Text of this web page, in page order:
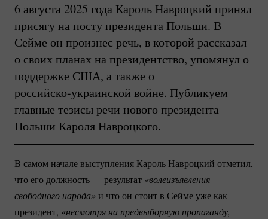
6 августа 2025 года Кароль Навроцкий принял
присягу на посту президента Польши. В
Сейме он произнес речь, в которой рассказал
о своих планах на президентство, упомянул о
поддержке США, а также о
российско-украинской войне. Публикуем
главные тезисы речи нового президента
Польши Кароля Навроцкого.
В самом начале выступления Кароль Навроцкий отметил,
что его должность — результат «волеизъявления
свободного народа» и что он стоит в Сейме уже как
президент, «несмотря на предвыборную пропаганду,